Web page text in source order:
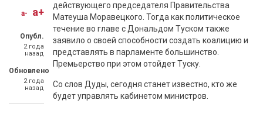
a- a+
Опубл.
2 года
назад
Обновлено
2 года
назад
действующего председателя Правительства
Матеуша Моравецкого. Тогда как политическое
течение во главе с Дональдом Туском также
заявило о своей способности создать коалицию и
представлять в парламенте большинство.
Премьерство при этом отойдет Туску.
Со слов Дуды, сегодня станет известно, кто же
будет управлять кабинетом министров.